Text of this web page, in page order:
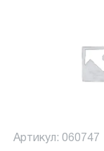
Артикул: 060747